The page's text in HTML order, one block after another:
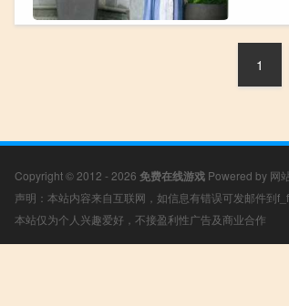
1
Copyright © 2012 - 2026 免费在线游戏 Powered by 网
声明：本站内容来自互联网，如信息有错误可发邮件到
本站仅为个人兴趣爱好，不接盈利性广告及商业合作